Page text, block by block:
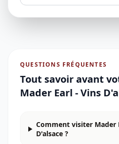
QUESTIONS FRÉQUENTES
Tout savoir avant
Mader Earl - Vins
Comment visiter Mader
D'alsace ?